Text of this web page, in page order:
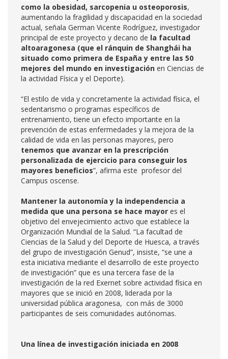
como la obesidad, sarcopenia u osteoporosis,
aumentando la fragilidad y discapacidad en la sociedad
actual, señala German Vicente Rodríguez, investigador
principal de este proyecto y decano de la facultad
altoaragonesa (que el ránquin de Shanghái ha
situado como primera de España y entre las 50
mejores del mundo en investigación en Ciencias de
la actividad Física y el Deporte).
“El estilo de vida y concretamente la actividad física, el
sedentarismo o programas específicos de
entrenamiento, tiene un efecto importante en la
prevención de estas enfermedades y la mejora de la
calidad de vida en las personas mayores, pero
tenemos que avanzar en la prescripción
personalizada de ejercicio para conseguir los
mayores beneficios”, afirma este profesor del
Campus oscense.
Mantener la autonomía y la independencia a
medida que una persona se hace mayor es el
objetivo del envejecimiento activo que establece la
Organización Mundial de la Salud. “La facultad de
Ciencias de la Salud y del Deporte de Huesca, a través
del grupo de investigación Genud”, insiste, “se une a
esta iniciativa mediante el desarrollo de este proyecto
de investigación” que es una tercera fase de la
investigación de la red Exernet sobre actividad física en
mayores que se inició en 2008, liderada por la
universidad pública aragonesa, con más de 3000
participantes de seis comunidades autónomas.
Una línea de investigación iniciada en 2008